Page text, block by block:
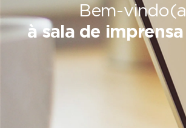
Bem-
à sala de imprensa